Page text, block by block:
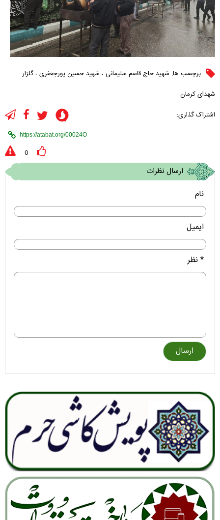
برچسب ها: شهید حاج قاسم سلیمانی ، شهید حسین پورجعفری ، گلزار
شهدای کرمان
اشتراک گذاری:
0
ارسال نظرات
نام
ایمیل
* نظر